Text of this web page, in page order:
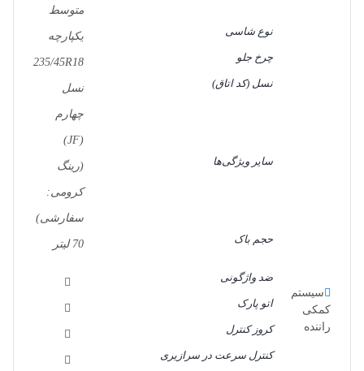
متوسط
نوع شاسی
یکپارچه
چرخ جلو
235/45R18
نسل (کد اتاق)
نسل
چهارم
(JF)
سایر ویژگی‌ها
(رینگ
کرومی:
سفارشی)
حجم باک
70 لیتر
سیستم‌‌
کمکی
راننده
ضد واژگونی
اتو پارک
کروز کنترل
کنترل سرعت در سرازیری